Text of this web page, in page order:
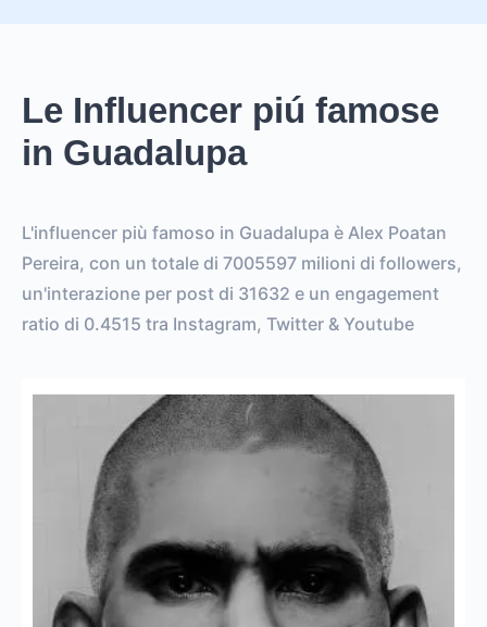
Le Influencer piú famose
in Guadalupa
L'influencer più famoso in Guadalupa è Alex Poatan
Pereira, con un totale di 7005597 milioni di followers,
un'interazione per post di 31632 e un engagement
ratio di 0.4515 tra Instagram, Twitter & Youtube